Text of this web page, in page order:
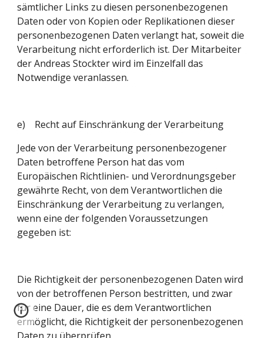
sämtlicher Links zu diesen personenbezogenen
Daten oder von Kopien oder Replikationen dieser
personenbezogenen Daten verlangt hat, soweit die
Verarbeitung nicht erforderlich ist. Der Mitarbeiter
der Andreas Stockter wird im Einzelfall das
Notwendige veranlassen.
e)    Recht auf Einschränkung der Verarbeitung
Jede von der Verarbeitung personenbezogener
Daten betroffene Person hat das vom
Europäischen Richtlinien- und Verordnungsgeber
gewährte Recht, von dem Verantwortlichen die
Einschränkung der Verarbeitung zu verlangen,
wenn eine der folgenden Voraussetzungen
gegeben ist:
Die Richtigkeit der personenbezogenen Daten wird
von der betroffenen Person bestritten, und zwar
für eine Dauer, die es dem Verantwortlichen
ermöglicht, die Richtigkeit der personenbezogenen